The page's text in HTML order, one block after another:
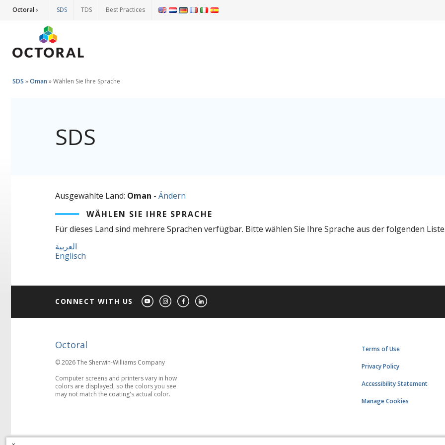
Octoral › SDS TDS Best Practices
SDS »Oman »Wählen Sie Ihre Sprache
SDS
Ausgewählte Land: Oman - Ändern
WÄHLEN SIE IHRE SPRACHE
Für dieses Land sind mehrere Sprachen verfügbar. Bitte wählen Sie Ihre Sprache aus der folgenden
العربية
Englisch
CONNECT WITH US
Octoral
© 2026 The Sherwin-Williams Company
Computer screens and printers vary in how
colors are displayed, so the colors you see
may not match the coating's actual color.
Terms of Use
Privacy Policy
Accessibility Statement
Manage Cookies